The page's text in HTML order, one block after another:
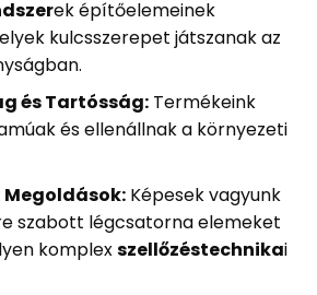
ek építőelemeinek
kulcsszerepet játszanak az
és Tartósság:Termékeink
és ellenállnak a környezeti
Képesek vagyunk
szabott légcsatorna elemeket
komplexszellőzéstechnikai